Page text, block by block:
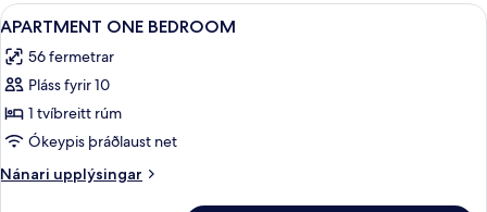
Skoða
allar
myndir
fyrir
APARTMENT
ONE
BEDROOM
Einkaeldhús | Ísskápur, örbylgjuofn,
1
APARTMENT ONE BEDROOM
56 fermetrar
Pláss fyrir 10
1 tvíbreitt rúm
Ókeypis þráðlaust net
Nánari upplýsingar
Nánari